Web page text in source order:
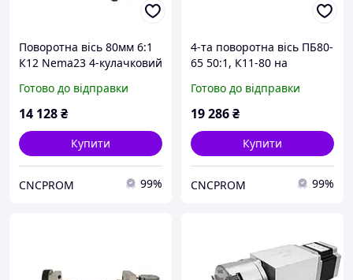
Поворотна вісь 80мм 6:1
К12 Nema23 4-кулачковий
Готово до відправки
14 128₴
Купити
CNCPROM 99%
4-та поворотна вісь ПБ80-
65 50:1, К11-80 на
безлюфтовому
гармонічному
Готово до відправки
19 286₴
Купити
CNCPROM 99%